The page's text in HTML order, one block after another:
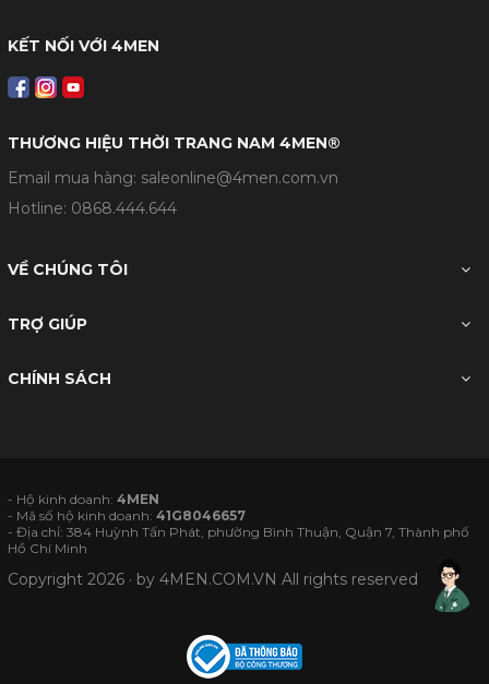
KẾT NỐI VỚI 4MEN
THƯƠNG HIỆU THỜI TRANG NAM 4MEN®
Email mua hàng: saleonline@4men.com.vn
Hotline: 0868.444.644
VỀ CHÚNG TÔI
TRỢ GIÚP
CHÍNH SÁCH
- Hộ kinh doanh:4MEN
- Mã số hộ kinh doanh:41G8046657
- Địa chỉ: 384 Huỳnh Tấn Phát, phường Bình Thuận, Quận 7, Thành phố
Hồ Chí Minh
Copyright 2026 · by4MEN.COM.VN All rights reserved